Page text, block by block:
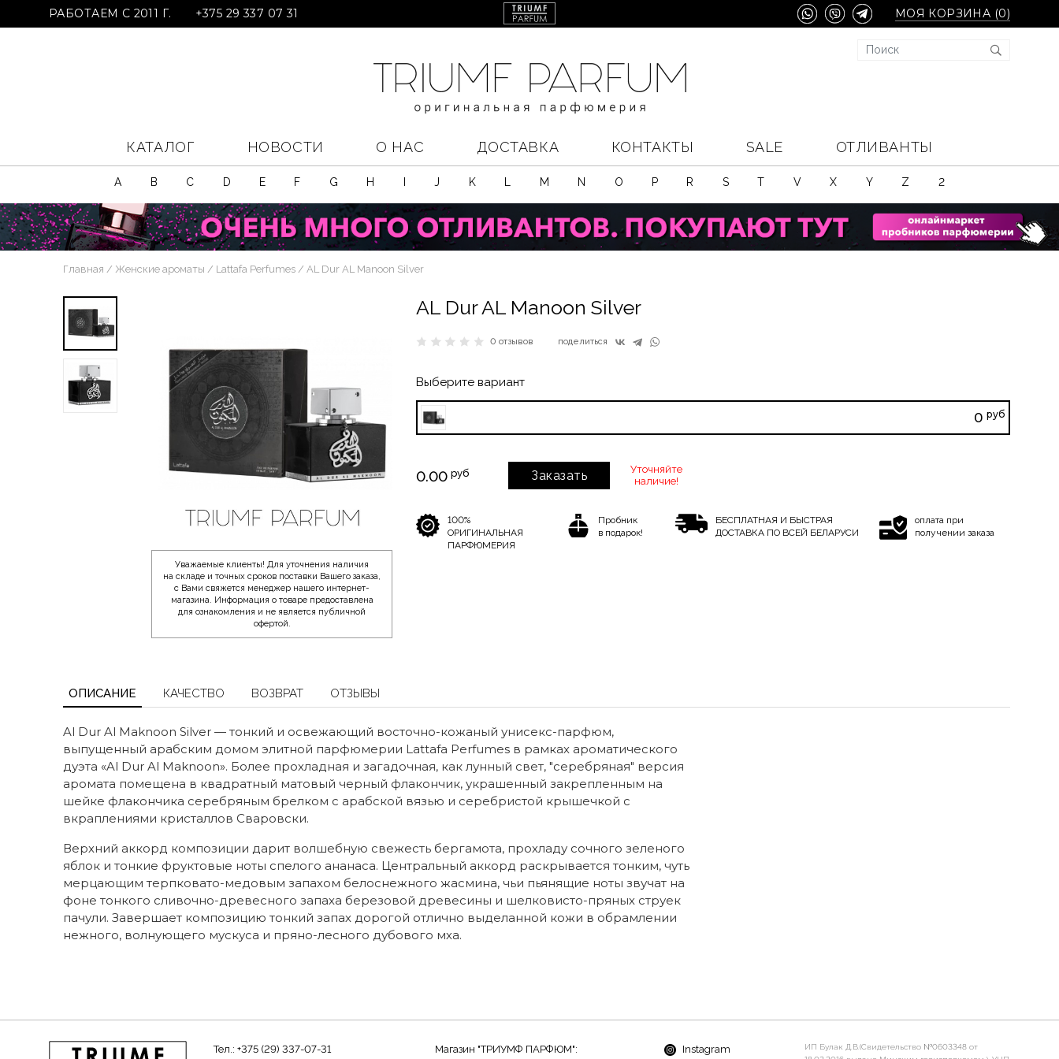
РАБОТАЕМ С 2011 Г. +375 29 337 07 31 МОЯ КОРЗИНА (0)
КАТАЛОГ НОВОСТИ О НАС ДОСТАВКА КОНТАКТЫ SALE ОТЛИВАНТЫ
A B C D E F G H J K M N O P R S T V X Y Z 2
Главная Женские ароматы Lattafa Perfumes AL Dur AL Manoon Silver
Уважаемые клиенты! Для уточнения наличия
на складе и точных сроков поставки Вашего заказа,
с Вами свяжется менеджер нашего интернет-
магазина. Информация о товаре предоставлена
для ознакомления и не является публичной
офертой.
AL Dur AL Manoon Silver
0 отзывов поделиться
Выберите вариант
0 руб
0.00 руб Заказать
Уточняйте
наличие!
100%
ОРИГИНАЛЬНАЯ
ПАРФЮМЕРИЯ
Пробник
в подарок!
БЕСПЛАТНАЯ И БЫСТРАЯ
ДОСТАВКА ПО ВСЕЙ БЕЛАРУСИ
оплата при
получении заказа
ОПИСАНИЕ КАЧЕСТВО ВОЗВРАТ ОТЗЫВЫ
Al Dur Al Maknoon Silver — тонкий и освежающий восточно-кожаный унисекс-парфюм,
выпущенный арабским домом элитной парфюмерии Lattafa Perfumes в рамках ароматического
дуэта «Al Dur Al Maknoon». Более прохладная и загадочная, как лунный свет, "серебряная" версия
аромата помещена в квадратный матовый черный флакончик, украшенный закрепленным на
шейке флакончика серебряным брелком с арабской вязью и серебристой крышечкой с
вкраплениями кристаллов Сваровски.
Верхний аккорд композиции дарит волшебную свежесть бергамота, прохладу сочного зеленого
яблок и тонкие фруктовые ноты спелого ананаса. Центральный аккорд раскрывается тонким, чуть
мерцающим терпковато-медовым запахом белоснежного жасмина, чьи пьянящие ноты звучат на
фоне тонкого сливочно-древесного запаха березовой древесины и шелковисто-пряных струек
пачули. Завершает композицию тонкий запах дорогой отлично выделанной кожи в обрамлении
нежного, волнующего мускуса и пряно-лесного дубового мха.
Тел.: +375 (29) 337-07-31 Магазин "ТРИУМФ ПАРФЮМ": Instagram
ИП Булак Д.В.(Свидетельство №0603348 от